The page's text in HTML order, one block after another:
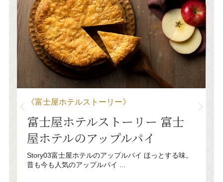
ホテルストーリー》
ホテルストーリー 富士
ルのアップルパイ
士屋ホテルのアップルパイ ほっとする味。
気のアップルパイ ...
帰省土産
今年の夏の帰省は
す。 久々に再会...